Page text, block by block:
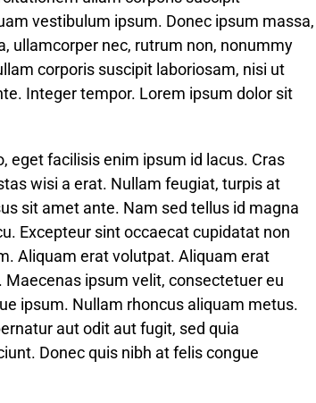
vestibulum ipsum. Donec ipsum massa,
ullamcorper nec, rutrum non, nonummy
corporis suscipit laboriosam, nisi ut
Integer tempor. Lorem ipsum dolor sit
eget facilisis enim ipsum id lacus. Cras
wisi a erat. Nullam feugiat, turpis at
sit amet ante. Nam sed tellus id magna
Excepteur sint occaecat cupidatat non
Aliquam erat volutpat. Aliquam erat
ipsum velit, consectetuer eu
ipsum. Nullam rhoncus aliquam metus.
aut odit aut fugit, sed quia
Donec quis nibh at felis congue